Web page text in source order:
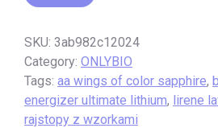
SKU: 3ab982c12024
Category: ONLYBIO
Tags: aa wings of color sapphire,
energizer ultimate lithium, lirene
rajstopy z wzorkami